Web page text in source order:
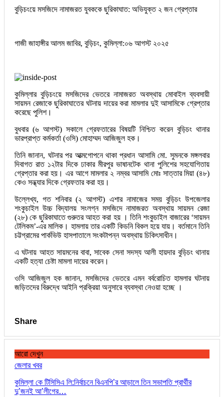
বুড়িচংয়ে মসজিদে নামাজরত যুবককে ছুরিকাঘাত: অভিযুক্ত ২ জন গ্রেপ্তার
গাজী জাহাঙ্গীর আলম জাবির, বুড়িচং, কুমিল্লা:০৬ আগস্ট ২০২৫
কুমিল্লার বুড়িচংয়ে মসজিদের ভেতরে নামাজরত অবস্থায় মোবাইল ব্যবসায়ী
সায়মন রেজাকে ছুরিকাঘাতের ঘটনায় দায়ের করা মামলার দুই আসামিকে গ্রেপ্তার
করেছে পুলিশ।
বুধবার (৬ আগস্ট) সকালে গ্রেফতারের বিষয়টি নিশ্চিত করেন বুড়িচং থানার
ভারপ্রাপ্ত কর্মকর্তা (ওসি) মোহাম্মদ আজিজুল হক।
তিনি জানান, ঘটনার পর আত্মগোপনে থাকা প্রধান আসামি মো. সুমনকে মঙ্গলবার
দিবাগত রাত ১২টার দিকে ঢাকার মীরপুর ভাষানটেক থানা পুলিশের সহযোগিতায়
গ্রেপ্তার করা হয়। এর আগে মামলার ২ নম্বর আসামি মোঃ সাত্তার মিয়া (৪৮)
কেও সন্ধ্যার দিকে গ্রেফতার করা হয়।
উল্লেখ্য, গত শনিবার (২ আগস্ট) এশার নামাজের সময় বুড়িচং উপজেলার
শংকুচাইল উচ্চ বিদ্যালয় সংলগ্ন মসজিদে নামাজরত অবস্থায় সায়মন রেজা
(২৮) কে ছুরিকাঘাতে গুরুতর আহত করা হয় । তিনি শংকুচাইল বাজারের ‘সায়মন
টেলিকম’-এর মালিক। হামলায় তার একটি কিডনি বিকল হয়ে যায়। বর্তমানে তিনি
চট্টগ্রামের পার্কভিউ হাসপাতালে সংকটাপন্ন অবস্থায় চিকিৎসাধীন।
এ ঘটনায় আহত সায়মনের বাবা, সাবেক সেনা সদস্য আলী হায়দার বুড়িচং থানায়
একটি হত্যা চেষ্টা মামলা দায়ের করেন।
ওসি আজিজুল হক জানান, মসজিদের ভেতরে এমন বর্বরোচিত হামলার ঘটনায়
জড়িতদের বিরুদ্ধে আইনি প্রক্রিয়া অনুসারে ব্যবস্থা নেওয়া হচ্ছে ।
Share
আরো দেখুন
জেলার খবর
কুমিল্লা কে টিসিসিএ লি:নির্বাচনে বিএনপি’র আড়ালে তিন সভাপতি প্রার্থীর
দু’জনই আ’লীগের…